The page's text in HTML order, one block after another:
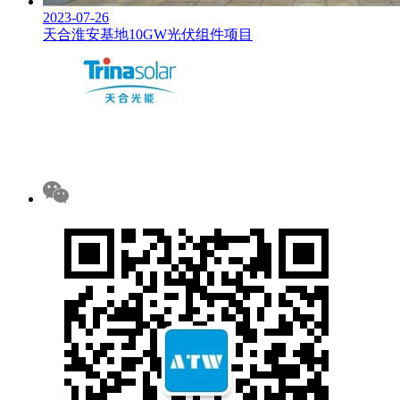
2023-07-26
天合淮安基地10GW光伏组件项目